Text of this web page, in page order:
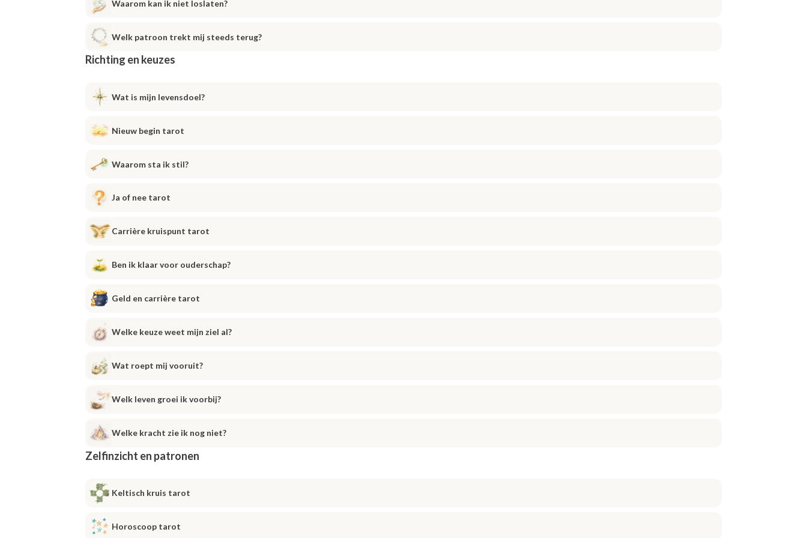
Waarom kan ik niet loslaten?
Welk patroon trekt mij steeds terug?
Richting en keuzes
Wat is mijn levensdoel?
Nieuw begin tarot
Waarom sta ik stil?
Ja of nee tarot
Carrière kruispunt tarot
Ben ik klaar voor ouderschap?
Geld en carrière tarot
Welke keuze weet mijn ziel al?
Wat roept mij vooruit?
Welk leven groei ik voorbij?
Welke kracht zie ik nog niet?
Zelfinzicht en patronen
Keltisch kruis tarot
Horoscoop tarot